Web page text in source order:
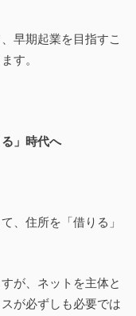
早期起業を目指すこ
す。
」時代へ
、住所を「借りる」
が、ネットを主体と
が必ずしも必要では